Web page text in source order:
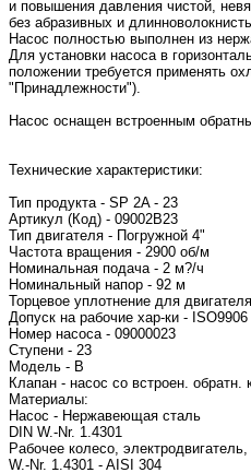
и повышения давления чистой,
без абразивных и
Насос полностью выполнен из
Для установки насоса в
положении требуется применять
"Принадлежности").
Насос оснащен встроенным
Технические характеристики:
Тип продукта - SP 2A - 23
Артикул (Код) - 09002B23
Тип двигателя - Погружной 4"
Частота вращения - 2900 об/м
Номинальная подача - 2 м?/ч
Номинальный напор - 92 м
Торцевое уплотнение для
Допуск на рабочие хар-ки - ISO9906
Номер насоса - 09000023
Ступени - 23
Модель - B
Клапан - насос со встроен. обратн.
Материалы:
Насос - Нержавеющая сталь
DIN W.-Nr. 1.4301
Рабочее колесо,
W.-Nr. 1.4301 - AISI 304